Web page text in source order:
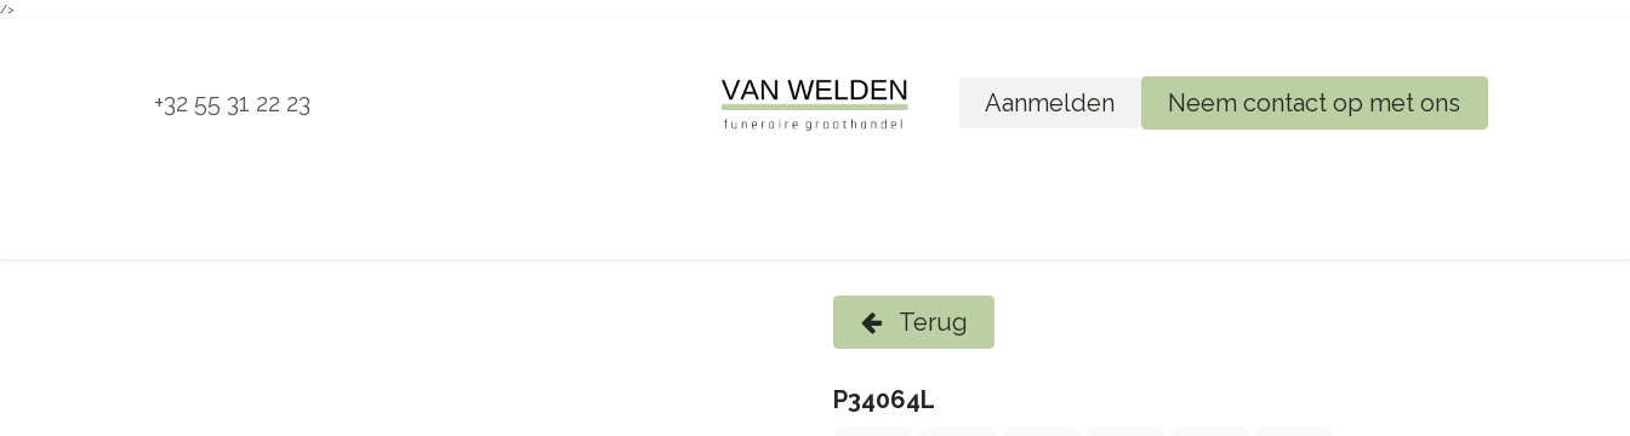
/>
+32 55 31 22 23 Aanmelden Neem contact op met ons
Terug
P34064L